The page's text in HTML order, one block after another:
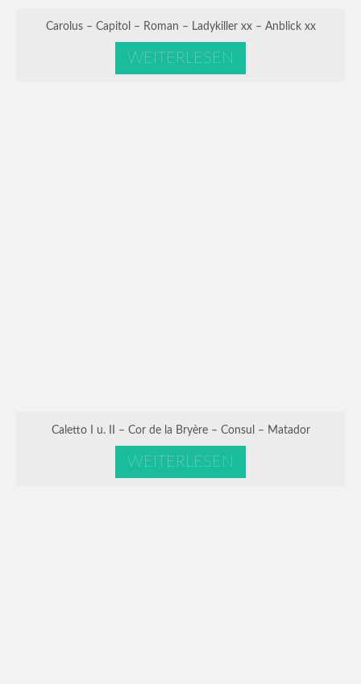
Carolus – Capitol – Roman – Ladykiller xx – Anblick xx
WEITERLESEN
Caletto I u. II – Cor de la Bryère – Consul – Matador
WEITERLESEN